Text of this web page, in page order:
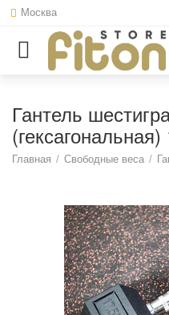
Москва
Гантель
(гексагональная)
Главная / Свободные веса /